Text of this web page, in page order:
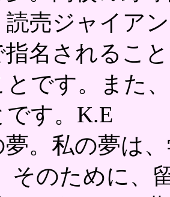
読売ジャイア
指名されるこ
とです。また
です。K.E
夢。私の夢は
そのために、